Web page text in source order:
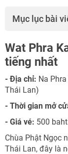
Mục lục bài
Wat Phra
tiếng nhất
- Địa chỉ: Na
Thái Lan)
- Thời gian mở
- Giá vé: 500
Chùa Phật Ngọc
Thái Lan, đây là